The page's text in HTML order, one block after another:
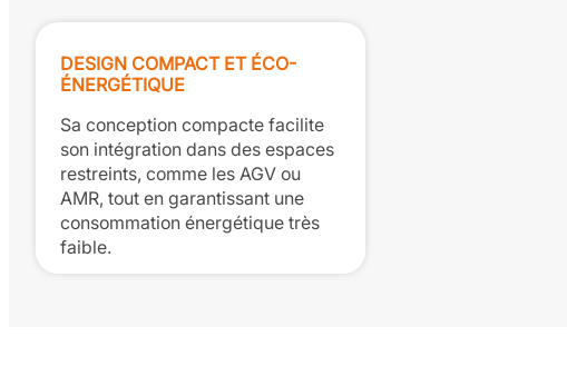
DESIGN COMPACT ET ÉCO-
ÉNERGÉTIQUE
Sa conception compacte facilite
son intégration dans des espaces
restreints, comme les AGV ou
AMR, tout en garantissant une
consommation énergétique très
faible.